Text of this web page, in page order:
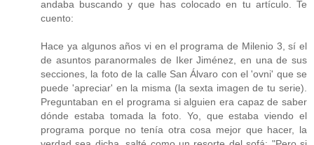
andaba buscando y que has colocado en tu artículo. Te
cuento:
Hace ya algunos años vi en el programa de Milenio 3, sí el
de asuntos paranormales de Iker Jiménez, en una de sus
secciones, la foto de la calle San Álvaro con el 'ovni' que se
puede 'apreciar' en la misma (la sexta imagen de tu serie).
Preguntaban en el programa si alguien era capaz de saber
dónde estaba tomada la foto. Yo, que estaba viendo el
programa porque no tenía otra cosa mejor que hacer, la